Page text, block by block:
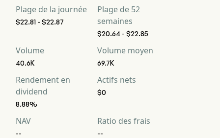
Plage de la journée
$22.81 - $22.87
Plage de 52
semaines
$20.64 - $22.85
Volume
40.6K
Volume moyen
69.7K
Rendement en
dividend
8.88%
Actifs nets
$0
NAV
--
Ratio des frais
--